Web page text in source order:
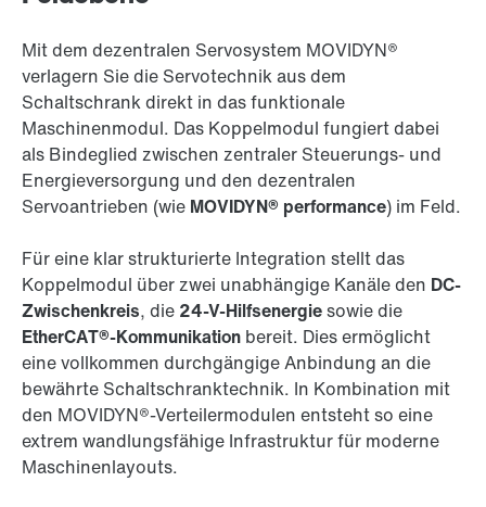
Mit dem dezentralen Servosystem MOVIDYN®
verlagern Sie die Servotechnik aus dem
Schaltschrank direkt in das funktionale
Maschinenmodul. Das Koppelmodul fungiert dabei
als Bindeglied zwischen zentraler Steuerungs- und
Energieversorgung und den dezentralen
Servoantrieben (wie MOVIDYN® performance) im Feld.
Für eine klar strukturierte Integration stellt das
Koppelmodul über zwei unabhängige Kanäle den DC-
Zwischenkreis, die 24-V-Hilfsenergiesowie die
EtherCAT®-Kommunikation bereit. Dies ermöglicht
eine vollkommen durchgängige Anbindung an die
bewährte Schaltschranktechnik. In Kombination mit
den MOVIDYN®-Verteilermodulen entsteht so eine
extrem wandlungsfähige Infrastruktur für moderne
Maschinenlayouts.